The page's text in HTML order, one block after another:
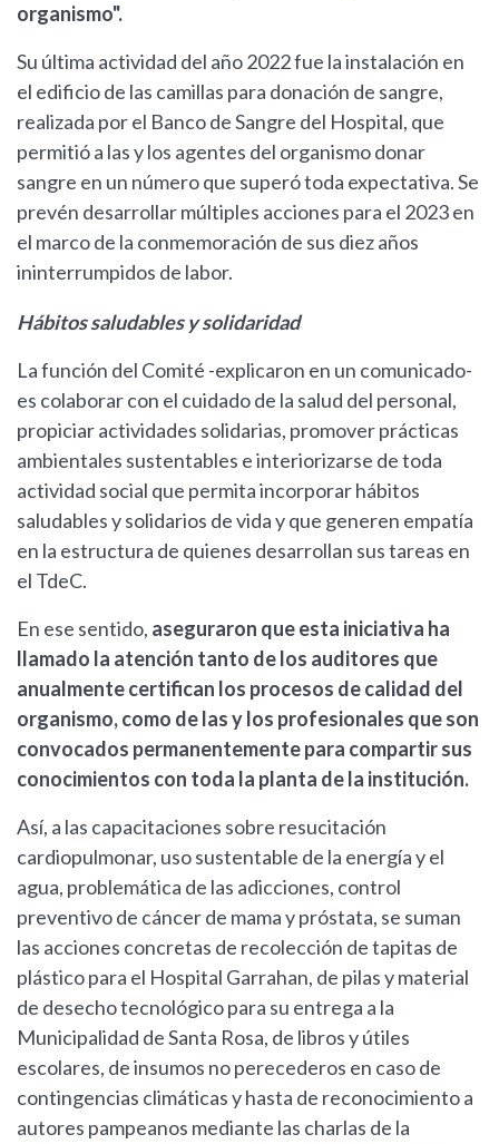
organismo".
Su última actividad del año 2022 fue la instalación en
el edificio de las camillas para donación de sangre,
realizada por el Banco de Sangre del Hospital, que
permitió a las y los agentes del organismo donar
sangre en un número que superó toda expectativa. Se
prevén desarrollar múltiples acciones para el 2023 en
el marco de la conmemoración de sus diez años
ininterrumpidos de labor.
Hábitos saludables y solidaridad
La función del Comité -explicaron en un comunicado-
es colaborar con el cuidado de la salud del personal,
propiciar actividades solidarias, promover prácticas
ambientales sustentables e interiorizarse de toda
actividad social que permita incorporar hábitos
saludables y solidarios de vida y que generen empatía
en la estructura de quienes desarrollan sus tareas en
el TdeC.
En ese sentido, aseguraron que esta iniciativa ha
llamado la atención tanto de los auditores que
anualmente certifican los procesos de calidad del
organismo, como de las y los profesionales que son
convocados permanentemente para compartir sus
conocimientos con toda la planta de la institución.
Así, a las capacitaciones sobre resucitación
cardiopulmonar, uso sustentable de la energía y el
agua, problemática de las adicciones, control
preventivo de cáncer de mama y próstata, se suman
las acciones concretas de recolección de tapitas de
plástico para el Hospital Garrahan, de pilas y material
de desecho tecnológico para su entrega a la
Municipalidad de Santa Rosa, de libros y útiles
escolares, de insumos no perecederos en caso de
contingencias climáticas y hasta de reconocimiento a
autores pampeanos mediante las charlas de la